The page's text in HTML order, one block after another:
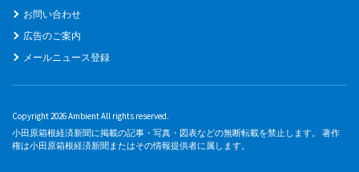
お問い合わせ
広告のご案内
メールニュース登録
Copyright 2026 Ambient All rights reserved.
小田原箱根経済新聞に掲載の記事・写真・図表などの無断転載を禁止します。 著作
権は小田原箱根経済新聞またはその情報提供者に属します。